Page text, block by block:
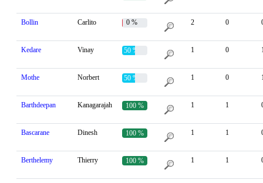
Bollin Carlito 0 % 2 0
Kedare Vinay 50 % 1 0
Mothe Norbert 50 % 1 0
Barthdeepan Kanagarajah 100 % 1 1
Bascarane Dinesh 100 % 1 1
Berthelemy Thierry 100 % 1 1